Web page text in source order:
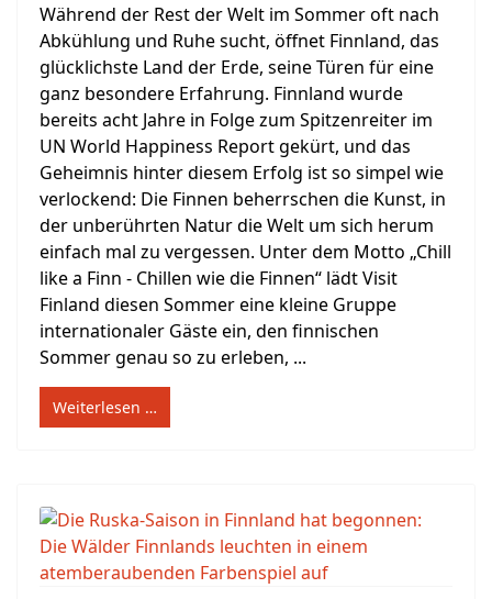
Während der Rest der Welt im Sommer oft nach
Abkühlung und Ruhe sucht, öffnet Finnland, das
glücklichste Land der Erde, seine Türen für eine
ganz besondere Erfahrung. Finnland wurde
bereits acht Jahre in Folge zum Spitzenreiter im
UN World Happiness Report gekürt, und das
Geheimnis hinter diesem Erfolg ist so simpel wie
verlockend: Die Finnen beherrschen die Kunst, in
der unberührten Natur die Welt um sich herum
einfach mal zu vergessen. Unter dem Motto „Chill
like a Finn - Chillen wie die Finnen“ lädt Visit
Finland diesen Sommer eine kleine Gruppe
internationaler Gäste ein, den finnischen
Sommer genau so zu erleben, ...
Weiterlesen …